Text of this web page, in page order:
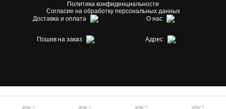
Политика конфиденциальности
Согласие на обработку персональных данных
Доставка и оплата
О нас
Пошив на заказ Адрес